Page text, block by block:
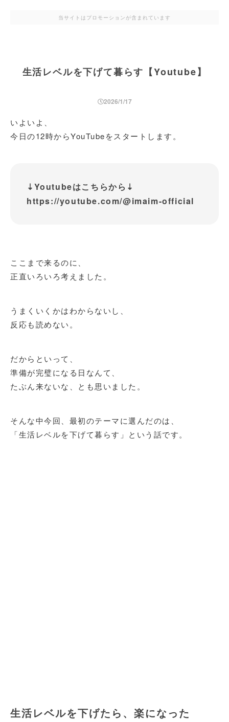
当サイトはプロモーションが含まれています
生活レベルを下げて暮らす【Youtube】
2026/1/17
いよいよ、
今日の12時からYouTubeをスタートします。
⇣Youtubeはこちらから⇣
https://youtube.com/@imaim-official
ここまで来るのに、
正直いろいろ考えました。
うまくいくかはわからないし、
反応も読めない。
だからといって、
準備が完璧になる日なんて、
たぶん来ないな、とも思いました。
そんな中今回、最初のテーマに選んだのは、
「生活レベルを下げて暮らす」という話です。
生活レベルを下げたら、楽になった